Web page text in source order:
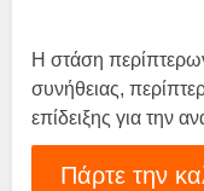
Η στάση
συνήθειας,
επίδειξης για την
συλλέγει
Πάρτε την